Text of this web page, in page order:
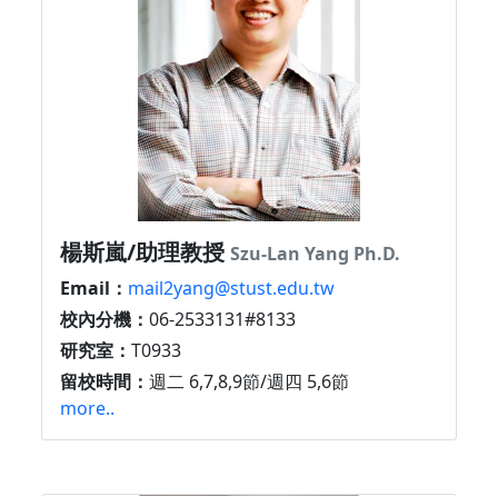
楊斯嵐/助理教授 Szu-Lan Yang Ph.D.
Email： mail2yang@stust.edu.tw
校內分機： 06-2533131#8133
研究室： T0933
留校時間： 週二 6,7,8,9節/週四 5,6節
more..